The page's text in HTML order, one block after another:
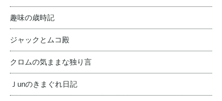
趣味の歳時記
ジャックとムコ殿
クロムの気ままな独り言
Ｊunのきまぐれ日記